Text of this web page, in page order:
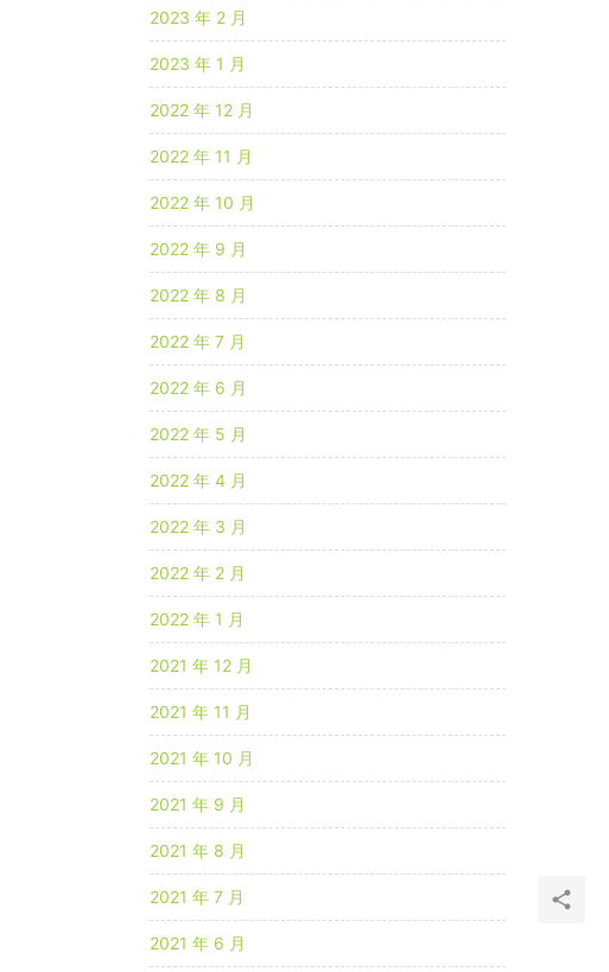
2023 年 2 月
2023 年 1 月
2022 年 12 月
2022 年 11 月
2022 年 10 月
2022 年 9 月
2022 年 8 月
2022 年 7 月
2022 年 6 月
2022 年 5 月
2022 年 4 月
2022 年 3 月
2022 年 2 月
2022 年 1 月
2021 年 12 月
2021 年 11 月
2021 年 10 月
2021 年 9 月
2021 年 8 月
2021 年 7 月
2021 年 6 月